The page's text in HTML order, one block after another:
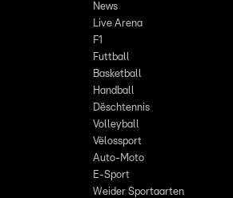
News
Live Arena
F1
Futtball
Basketball
Handball
Dëschtennis
Volleyball
Vëlossport
Auto-Moto
E-Sport
Weider Sportaarten